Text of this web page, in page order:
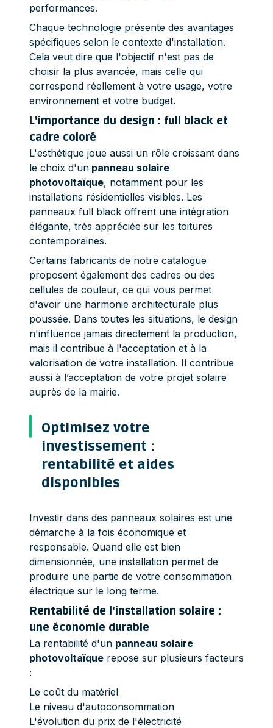
performances.
Chaque technologie présente des avantages
spécifiques selon le contexte d'installation.
Cela veut dire que l'objectif n'est pas de
choisir la plus avancée, mais celle qui
correspond réellement à votre usage, votre
environnement et votre budget.
L'importance du design : full black et
cadre coloré
L'esthétique joue aussi un rôle croissant dans
le choix d'un panneau solaire
photovoltaïque, notamment pour les
installations résidentielles visibles. Les
panneaux full black offrent une intégration
élégante, très appréciée sur les toitures
contemporaines.
Certains fabricants de notre catalogue
proposent également des cadres ou des
cellules de couleur, ce qui vous permet
d'avoir une harmonie architecturale plus
poussée. Dans toutes les situations, le design
n'influence jamais directement la production,
mais il contribue à l'acceptation et à la
valorisation de votre installation. Il contribue
aussi à l’acceptation de votre projet solaire
auprès de la mairie.
Optimisez votre
investissement :
rentabilité et aides
disponibles
Investir dans des panneaux solaires est une
démarche à la fois économique et
responsable. Quand elle est bien
dimensionnée, une installation permet de
produire une partie de votre consommation
électrique sur le long terme.
Rentabilité de l'installation solaire :
une économie durable
La rentabilité d'un panneau solaire
photovoltaïque repose sur plusieurs facteurs
:
Le coût du matériel
Le niveau d'autoconsommation
L'évolution du prix de l'électricité